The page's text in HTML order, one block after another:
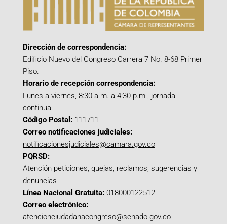
Dirección de correspondencia:
Edificio Nuevo del Congreso Carrera 7 No. 8-68 Primer
Piso.
Horario de recepción correspondencia:
Lunes a viernes, 8:30 a.m. a 4:30 p.m., jornada
continua.
Código Postal: 111711
Correo notificaciones judiciales:
notificacionesjudiciales@camara.gov.co
PQRSD:
Atención peticiones, quejas, reclamos, sugerencias y
denuncias
Línea Nacional Gratuita: 018000122512
Correo electrónico:
atencionciudadanacongreso@senado.gov.co